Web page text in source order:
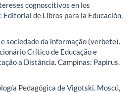
cognoscitivos en los
Editorial de Libros para la Educación,
sociedade da informação (verbete).
Crítico de Educação e
a Distância. Campinas: Papirus,
Pedagógica de Vigotski. Moscú,